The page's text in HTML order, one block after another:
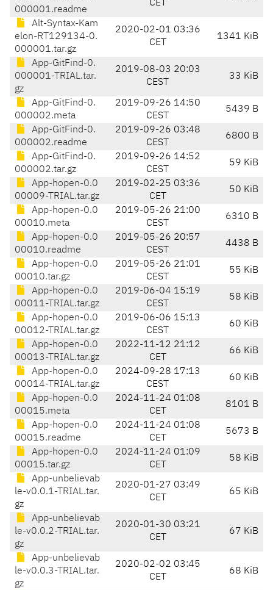
000001.readme
CET
Alt-Syntax-Kam
elon-RT129134-0.
000001.tar.gz
2020-02-01 03:36
CET
1341 KiB
App-GitFind-0.
000001-TRIAL.tar.
gz
2019-08-03 20:03
CEST
33 KiB
App-GitFind-0.
000002.meta
2019-09-26 14:50
CEST
5439 B
App-GitFind-0.
000002.readme
2019-09-26 03:48
CEST
6800 B
App-GitFind-0.
000002.tar.gz
2019-09-26 14:52
CEST
59 KiB
App-hopen-0.0
00009-TRIAL.tar.gz
2019-02-25 03:36
CET
50 KiB
App-hopen-0.0
00010.meta
2019-05-26 21:00
CEST
6310 B
App-hopen-0.0
00010.readme
2019-05-26 20:57
CEST
4438 B
App-hopen-0.0
00010.tar.gz
2019-05-26 21:01
CEST
55 KiB
App-hopen-0.0
00011-TRIAL.tar.gz
2019-06-04 15:19
CEST
58 KiB
App-hopen-0.0
00012-TRIAL.tar.gz
2019-06-06 15:13
CEST
60 KiB
App-hopen-0.0
00013-TRIAL.tar.gz
2022-11-12 21:12
CET
66 KiB
App-hopen-0.0
00014-TRIAL.tar.gz
2024-09-28 17:13
CEST
60 KiB
App-hopen-0.0
00015.meta
2024-11-24 01:08
CET
8101 B
App-hopen-0.0
00015.readme
2024-11-24 01:08
CET
5673 B
App-hopen-0.0
00015.tar.gz
2024-11-24 01:09
CET
58 KiB
App-unbelievab
le-v0.0.1-TRIAL.tar.
gz
2020-01-27 03:49
CET
65 KiB
App-unbelievab
le-v0.0.2-TRIAL.tar.
gz
2020-01-30 03:21
CET
67 KiB
App-unbelievab
le-v0.0.3-TRIAL.tar.
gz
2020-02-02 03:45
CET
68 KiB